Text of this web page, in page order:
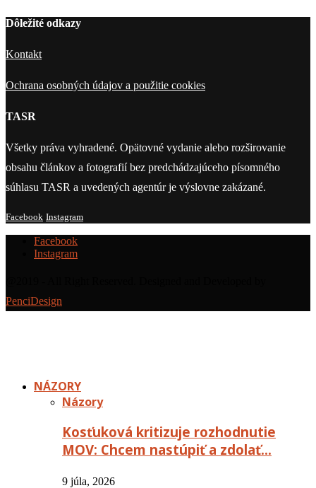
Dôležité odkazy
Kontakt
Ochrana osobných údajov a použitie cookies
TASR
Všetky práva vyhradené. Opätovné vydanie alebo rozširovanie
obsahu článkov a fotografií bez predchádzajúceho písomného
súhlasu TASR a uvedených agentúr je výslovne zakázané.
Facebook Instagram
Facebook
Instagram
PenciDesign
NÁZORY
Názory
Kosťuková kritizuje rozhodnutie
MOV: Chcem nastúpiť a zdolať…
9 júla, 2026